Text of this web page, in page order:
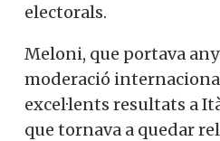
electorals.
Meloni, que portava
moderació
excel·lents resultats a
que tornava a quedar